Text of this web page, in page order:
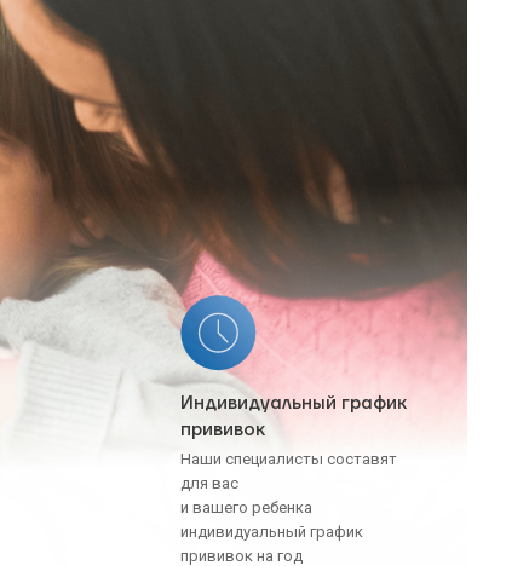
Индивидуальный график
прививок
Наши специалисты составят
для вас
и вашего ребенка
индивидуальный график
прививок на год